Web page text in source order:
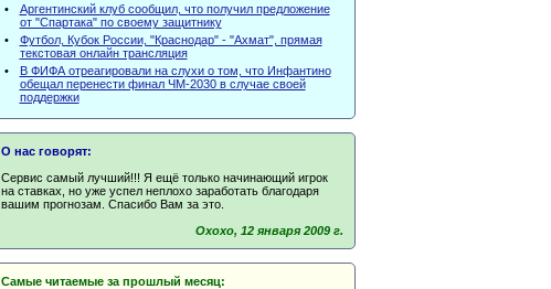
•
Аргентинский клуб сообщил, что получил предложение
от "Спартака" по своему защитнику
•
Футбол, Кубок России, "Краснодар" - "Ахмат", прямая
текстовая онлайн трансляция
•
В ФИФА отреагировали на слухи о том, что Инфантино
обещал перенести финал ЧМ-2030 в случае своей
поддержки
О нас говорят:
Сервис самый лучший!!! Я ещё только начинающий игрок
на ставках, но уже успел неплохо заработать благодаря
вашим прогнозам. Спасибо Вам за это.
Oxoxo, 12 января 2009 г.
Самые читаемые за прошлый месяц: